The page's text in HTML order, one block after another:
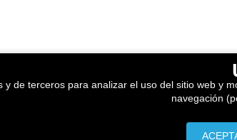
y de terceros para analizar el uso del sitio web y
navegación